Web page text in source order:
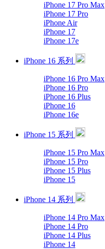
iPhone 17 Pro Max
iPhone 17 Pro
iPhone Air
iPhone 17
iPhone 17e
iPhone 16 系列
iPhone 16 Pro Max
iPhone 16 Pro
iPhone 16 Plus
iPhone 16
iPhone 16e
iPhone 15 系列
iPhone 15 Pro Max
iPhone 15 Pro
iPhone 15 Plus
iPhone 15
iPhone 14 系列
iPhone 14 Pro Max
iPhone 14 Pro
iPhone 14 Plus
iPhone 14